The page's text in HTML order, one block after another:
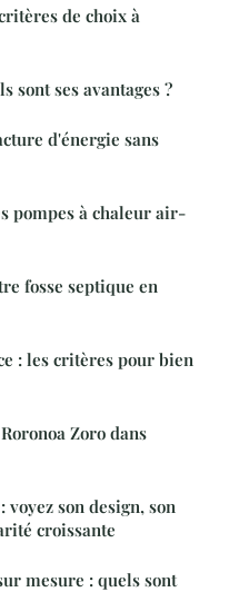
de choix à
sont ses avantages ?
d'énergie sans
pompes à chaleur air-
fosse septique en
: les critères pour bien
Zoro dans
croissante
mesure : quels sont